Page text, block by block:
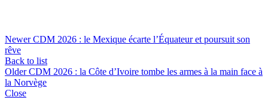
Newer CDM 2026 : le Mexique écarte l’Équateur et poursuit son
rêve
Back to list
Older CDM 2026 : la Côte d’Ivoire tombe les armes à la main face à
la Norvège
Close